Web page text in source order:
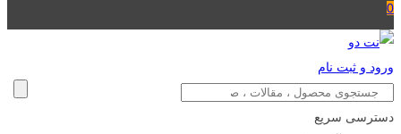
0
ورود و ثبت نام
دسترسی سریع